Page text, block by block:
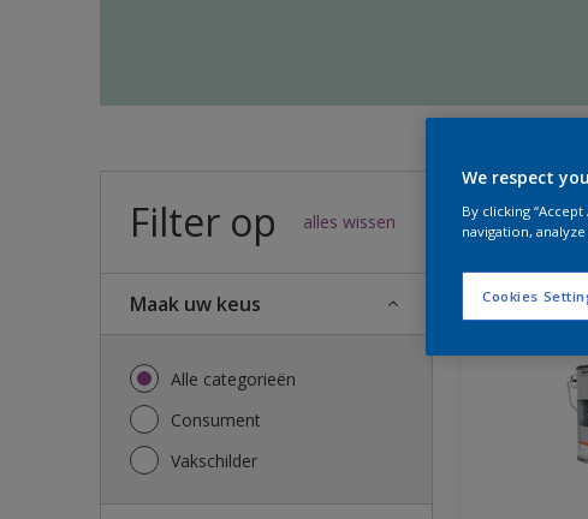
Filter op alles wissen
Maak uw keus
Alle categorieën
Consument
Vakschilder
33resultaten
We respect
By clicking
navigation,
Cookies